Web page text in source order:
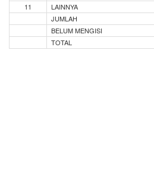
11
LAINNYA
JUMLAH
BELUM MENGISI
TOTAL